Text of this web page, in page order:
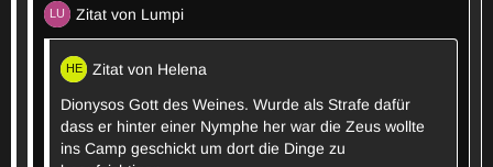
Zitat von Lumpi
Zitat von Helena
Dionysos Gott des Weines. Wurde als Strafe dafür
dass er hinter einer Nymphe her war die Zeus wollte
ins Camp geschickt um dort die Dinge zu